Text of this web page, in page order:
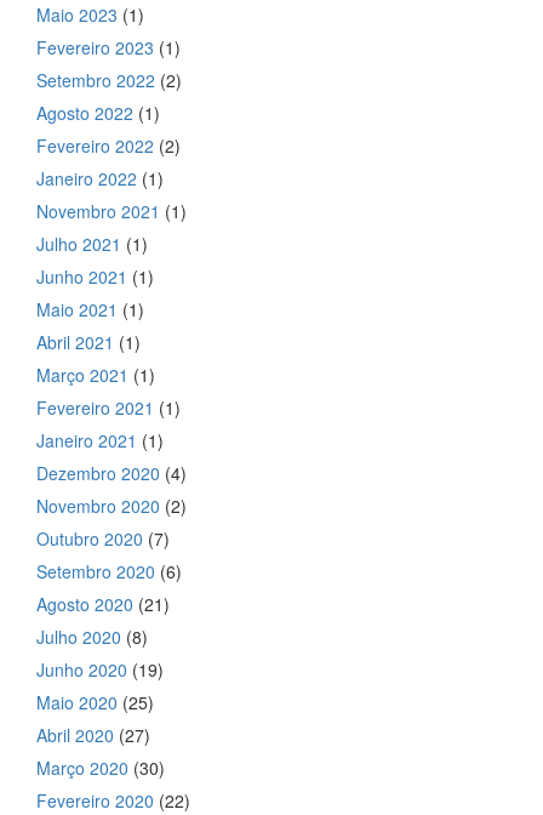
Maio 2023 (1)
Fevereiro 2023 (1)
Setembro 2022 (2)
Agosto 2022 (1)
Fevereiro 2022 (2)
Janeiro 2022 (1)
Novembro 2021 (1)
Julho 2021 (1)
Junho 2021 (1)
Maio 2021 (1)
Abril 2021 (1)
Março 2021 (1)
Fevereiro 2021 (1)
Janeiro 2021 (1)
Dezembro 2020 (4)
Novembro 2020 (2)
Outubro 2020 (7)
Setembro 2020 (6)
Agosto 2020 (21)
Julho 2020 (8)
Junho 2020 (19)
Maio 2020 (25)
Abril 2020 (27)
Março 2020 (30)
Fevereiro 2020 (22)